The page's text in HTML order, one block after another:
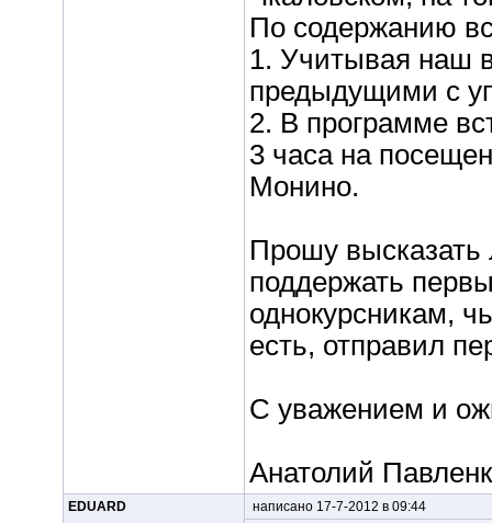
По содержанию
1. Учитывая наш
предыдущими с
2. В программе
3 часа на
Монино.
Прошу высказать
поддержать
однокурсникам,
есть, отправил
С уважением и
Анатолий
EDUARD написано 17-7-2012 в 09:44